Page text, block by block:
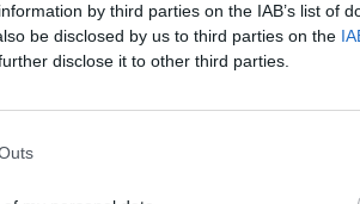
by third parties on the IAB’s list of
be disclosed by us to third parties on the
disclose it to other third parties.